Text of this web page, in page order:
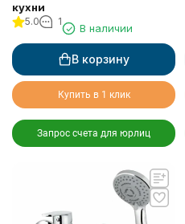
кухни
5.0 1
В наличии
В корзину
Купить в 1 клик
Запрос счета для юрлиц